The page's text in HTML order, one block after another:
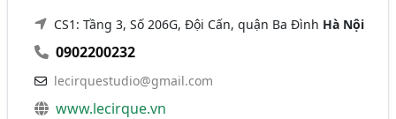
CS1: Tầng 3, Số 206G, Đội Cấn, quận Ba Đình Hà Nội
0902200232
lecirquestudio@gmail.com
www.lecirque.vn